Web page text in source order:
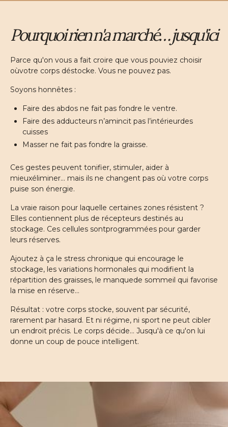
Pourquoi rien n'a marché… jusqu'ici
Parce qu'on vous a fait croire que vous pouviez choisir
oùvotre corps déstocke. Vous ne pouvez pas.
Soyons honnêtes :
Faire des abdos ne fait pas fondre le ventre.
Faire des adducteurs n’amincit pas l’intérieurdes
cuisses
Masser ne fait pas fondre la graisse.
Ces gestes peuvent tonifier, stimuler, aider à
mieuxéliminer… mais ils ne changent pas où votre corps
puise son énergie.
La vraie raison pour laquelle certaines zones résistent ?
Elles contiennent plus de récepteurs destinés au
stockage. Ces cellules sontprogrammées pour garder
leurs réserves.
Ajoutez à ça le stress chronique qui encourage le
stockage, les variations hormonales qui modifient la
répartition des graisses, le manquede sommeil qui favorise
la mise en réserve…
Résultat : votre corps stocke, souvent par sécurité,
rarement par hasard. Et ni régime, ni sport ne peut cibler
un endroit précis. Le corps décide… Jusqu'à ce qu'on lui
donne un coup de pouce intelligent.